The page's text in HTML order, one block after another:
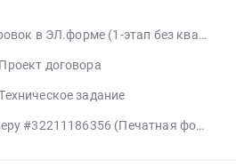
044. Запрос котировок в ЭЛ.форме (1-этап без квал.отбора)_2021-07
договора
задание
Извещение к тендеру #32211186356 (Печатная форма)